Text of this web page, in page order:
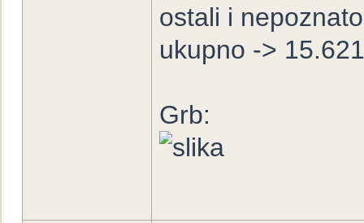
ostali i
ukupno -> 15.621
Grb: